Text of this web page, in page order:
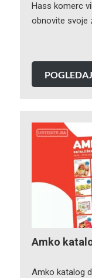
Hass komerc
obnovite svoje
POGLEDAJ
Amko
Amko katalog